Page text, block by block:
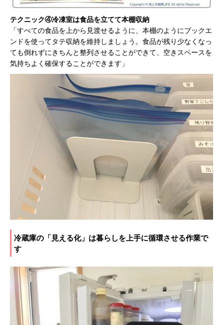
テクニック④冷凍室は食品を立てて本棚収納
「すべての食品を上から見渡せるように、本棚のようにブックエ
ンドを使ってタテ収納を維持しましょう。食品が残り少なくなっ
ても倒れずにきちんと整列させることができて、空きスペースを
気持ちよく確保することができます」
冷蔵庫の「見える化」は暮らしを上手に循環させる作業で
す